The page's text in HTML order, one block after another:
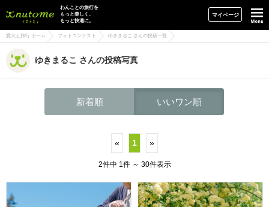
イヌトミィ
わんことの旅行を
もっと楽しく、
もっと快適に。
マイページ
愛犬と旅行 ホーム フォトコンテスト ゆきまるこ さんの投稿一覧
ゆきまるこ さんの投稿写真
新着順 いいワン順
« 1 »
2件中 1件 ～ 30件表示